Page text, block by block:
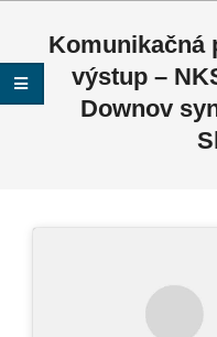
Komunikačná
výstup –
Downov